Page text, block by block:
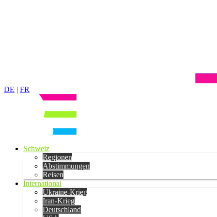
DE | FR
Schweiz
Regionen
Abstimmungen
Reisen
International
Ukraine-Krieg
Iran-Krieg
Deutschland